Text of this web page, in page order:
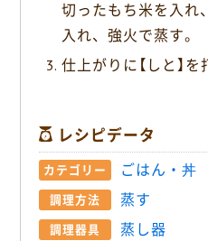
切ったもち米を入れ
入れ、強火で蒸す。
仕上がりに【しと】を
レシピデータ
カテゴリー ごはん・丼
調理方法 蒸す
調理器具 蒸し器